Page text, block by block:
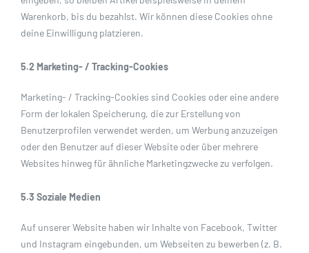
Warenkorb, bis du bezahlst. Wir können diese Cookies ohne
deine Einwilligung platzieren.
5.2 Marketing- / Tracking-Cookies
Marketing- / Tracking-Cookies sind Cookies oder eine andere
Form der lokalen Speicherung, die zur Erstellung von
Benutzerprofilen verwendet werden, um Werbung anzuzeigen
oder den Benutzer auf dieser Website oder über mehrere
Websites hinweg für ähnliche Marketingzwecke zu verfolgen.
5.3 Soziale Medien
Auf unserer Website haben wir Inhalte von Facebook, Twitter
und Instagram eingebunden, um Webseiten zu bewerben (z. B.